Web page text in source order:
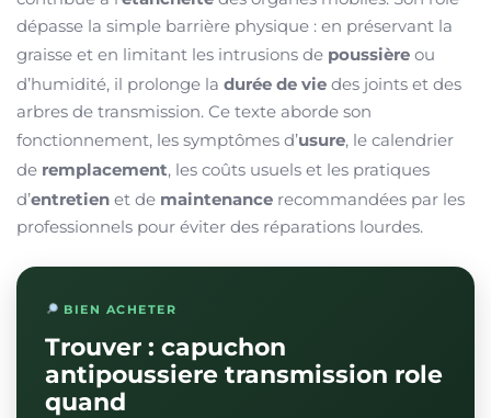
dépasse la simple barrière physique : en préservant la
graisse et en limitant les intrusions de poussière ou
d’humidité, il prolonge la durée de vie des joints et des
arbres de transmission. Ce texte aborde son
fonctionnement, les symptômes d’usure, le calendrier
de remplacement, les coûts usuels et les pratiques
d’entretien et de maintenance recommandées par les
professionnels pour éviter des réparations lourdes.
BIEN ACHETER
Trouver : capuchon
antipoussiere transmission role
quand